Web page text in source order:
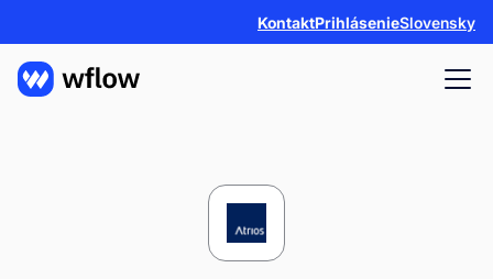
KontaktPrihlásenieSlovensky